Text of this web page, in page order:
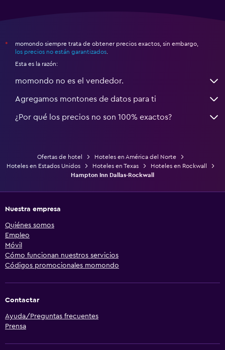
*
momondo siempre trata de obtener precios exactos, sin embargo,
los precios no están garantizados
Esta es la razón:
momondo no es el vendedor.
Agregamos montones de datos para ti
¿Por qué los precios no son 100% exactos?
Ofertas de hotel
Hoteles en América del Norte
Hoteles en Estados Unidos
Hoteles en Texas
Hoteles en Rockwall
Hampton Inn Dallas-Rockwall
Nuestra empresa
Quiénes somos
Empleo
Móvil
Cómo funcionan nuestros servicios
Códigos promocionales momondo
Contactar
Ayuda/Preguntas frecuentes
Prensa